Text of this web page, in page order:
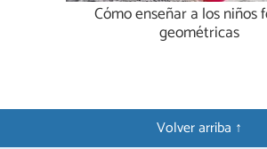
Cómo enseñar a los niños
geométricas
Volver arriba ↑